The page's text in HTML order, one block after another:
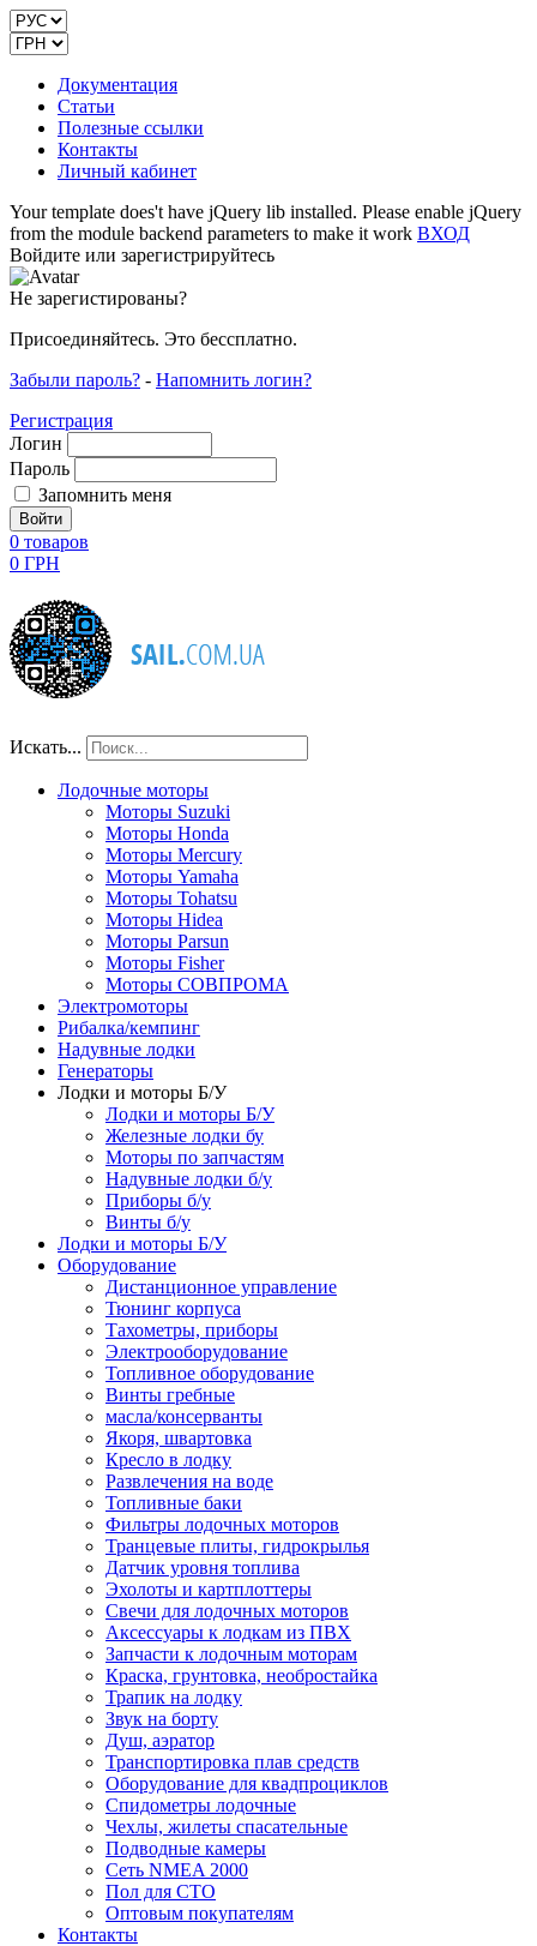
Документация
Статьи
Полезные ссылки
Контакты
Личный кабинет
Your template does't have jQuery lib installed. Please enable jQuery
from the module backend parameters to make it work ВХОД
Войдите или зарегистрируйтесь
Не зарегистированы?
Присоединяйтесь. Это бессплатно.
Забыли пароль? - Напомнить логин?
Регистрация
Логин
Пароль
Запомнить меня
0 товаров
0 ГРН
Искать...
Лодочные моторы
Моторы Suzuki
Моторы Honda
Моторы Mercury
Моторы Yamaha
Моторы Tohatsu
Моторы Hidea
Моторы Parsun
Моторы Fisher
Моторы СОВПРОМА
Электромоторы
Рибалка/кемпинг
Надувные лодки
Генераторы
Лодки и моторы Б/У
Лодки и моторы Б/У
Железные лодки бу
Моторы по запчастям
Надувные лодки б/у
Приборы б/у
Винты б/у
Лодки и моторы Б/У
Оборудование
Дистанционное управление
Тюнинг корпуса
Тахометры, приборы
Электрооборудование
Топливное оборудование
Винты гребные
масла/консерванты
Якоря, швартовка
Кресло в лодку
Развлечения на воде
Топливные баки
Фильтры лодочных моторов
Транцевые плиты, гидрокрылья
Датчик уровня топлива
Эхолоты и картплоттеры
Cвечи для лодочных моторов
Аксессуары к лодкам из ПВХ
Запчасти к лодочным моторам
Краска, грунтовка, необростайка
Трапик на лодку
Звук на борту
Душ, аэратор
Транспортировка плав средств
Оборудование для квадпроциклов
Спидометры лодочные
Чехлы, жилеты спасательные
Подводные камеры
Сеть NMEA 2000
Пол для СТО
Оптовым покупателям
Контакты